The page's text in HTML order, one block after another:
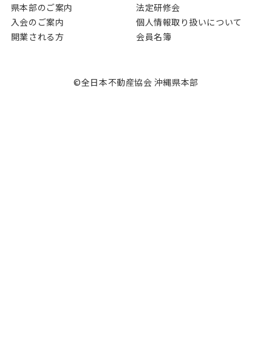
県本部のご案内
法定研修会
入会のご案内
個⼈情報取り扱いについて
開業される⽅
会員名簿
©全日本不動産協会 沖縄県本部